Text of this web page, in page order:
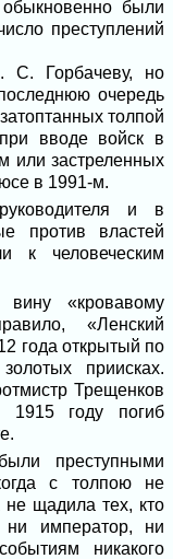
были
преступлений
С. Горбачеву, но
очередь
толпой
вводе войск в
или застреленных
в 1991-м.
и в
против властей
к человеческим
«кровавому
«Ленский
года открытый по
приисках.
Трещенков
году погиб
преступными
с толпою не
щадила тех, кто
император, ни
никакого